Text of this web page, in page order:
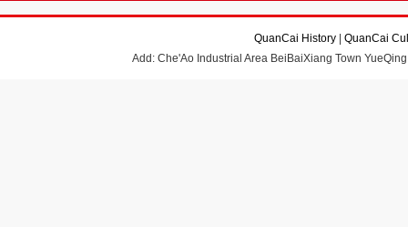
QuanCai History
QuanCai
Add: Che'Ao Industrial Area BeiBaiXiang Town